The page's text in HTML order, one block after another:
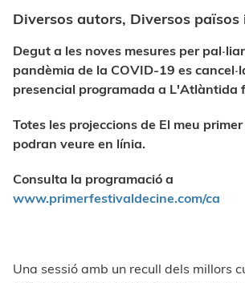
Diversos autors, Diversos països
Degut a les noves mesures per
pandèmia de la COVID-19 es
presencial programada a L'Atlàntida
Totes les projeccions de El meu
podran veure en línia.
Consulta la programació a
www.primerfestivaldecine.com/ca
Una sessió amb un recull dels millors